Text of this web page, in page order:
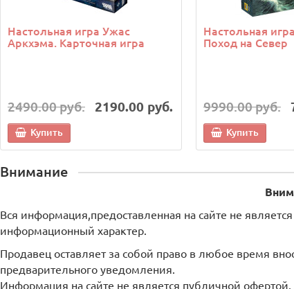
Настольная игра Ужас
Аркхэма. Карточная игра
2490.00 руб. 2190.00 руб.
Купить
Настольная
Поход на Север
9990.00 руб.
Купить
Внимание
Вся информация,предоставленная на сайте не
информационный характер.
Продавец оставляет за собой право в любое время
предварительного уведомления.
Информация на сайте не является публичной